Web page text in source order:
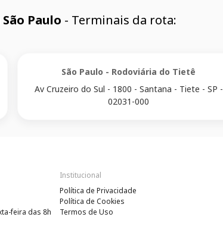
São Paulo - Terminais da rota:
São Paulo - Rodoviária do Tietê
Av Cruzeiro do Sul - 1800 - Santana - Tiete - SP -
02031-000
feira das 8h
Institucional
Política de Privacidade
Política de Cookies
Termos de Uso